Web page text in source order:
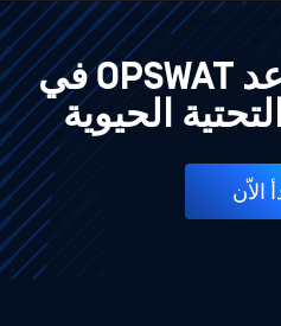
تعلم كيف يساعد OPSWAT في
الحيوية
الاّن